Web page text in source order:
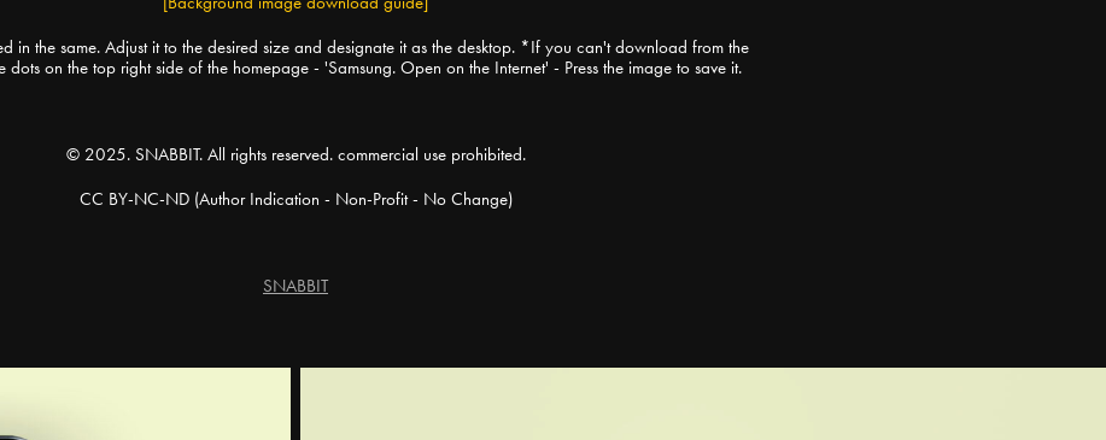
in the same. Adjust it to the desired size and designate it as the desktop. *If you can't download from the
dots on the top right side of the homepage - 'Samsung. Open on the Internet' - Press the image to save it.
© 2025. SNABBIT. All rights reserved. commercial use prohibited.
CC BY-NC-ND (Author Indication - Non-Profit - No Change)
SNABBIT